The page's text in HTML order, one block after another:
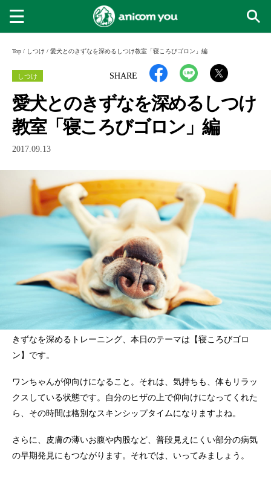
Top / しつけ / 愛犬とのきずなを深めるしつけ教室「寝ころびゴロン」編
SHARE
しつけ
愛犬とのきずなを深めるしつけ
教室「寝ころびゴロン」編
2017.09.13
きずなを深めるトレーニング、本日のテーマは【寝ころびゴロ
ン】です。
ワンちゃんが仰向けになること。それは、気持ちも、体もリラッ
クスしている状態です。自分のヒザの上で仰向けになってくれた
ら、その時間は格別なスキンシップタイムになりますよね。
さらに、皮膚の薄いお腹や内股など、普段見えにくい部分の病気
の早期発見にもつながります。それでは、いってみましょう。